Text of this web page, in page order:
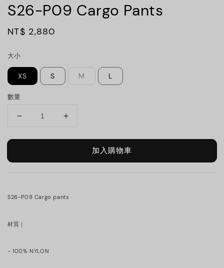
S26-P09 Cargo Pants
Regular
NT$ 2,880
大小
XS S M L
數量
加入購物車
S26-P09 Cargo pants
材質｜
- 100% NYLON